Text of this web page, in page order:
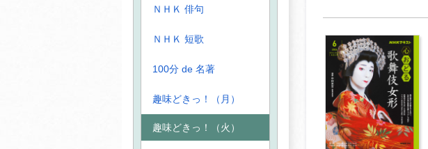
ＮＨＫ 俳句
ＮＨＫ 短歌
100分 de 名著
趣味どきっ！（月）
趣味どきっ！（火）